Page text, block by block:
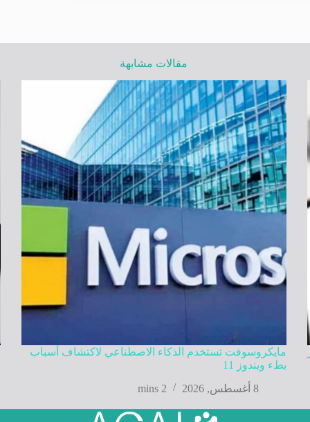
مقالات مشابهة
مايكروسوفت تستخدم الذكاء الاصطناعي لاكتشاف أسباب
بطء ويندوز 11
8 أغسطس, 2026
2 mins